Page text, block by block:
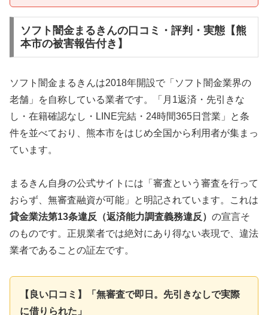
ソフト闇金まるきんの口コミ・評判・実態【熊
本市の被害報告付き】
ソフト闇金まるきんは2018年開設で「ソフト闇金業界の
老舗」を自称している業者です。「月1返済・先引きな
し・在籍確認なし・LINE完結・24時間365日営業」と条
件を並べており、熊本市をはじめ全国から利用者が集まっ
ています。
まるきん自身の公式サイトには「審査という審査を行って
おらず、無審査融資が可能」と明記されています。これは
貸金業法第13条違反（返済能力調査義務違反） の宣言そ
のものです。正規業者では絶対にあり得ない表現で、違法
業者であることの証左です。
【良い口コミ】「無審査で即日。先引きなしで実際
に借りられた」